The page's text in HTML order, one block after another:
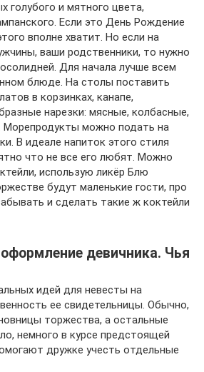
голубого и мятного цвета,
Если это День Рождение
вполне хватит. Но если на
ваши родственники, то нужно
Для начала лучше всем
блюде. На столы поставить
в корзинках, канапе,
нарезки: мясные, колбасные,
можно подать на
В идеале напиток этого стиля
что не все его любят. Можно
использую ликёр Блю
будут маленькие гости, про
и сделать такие ж коктейли
девичника. Чья
идей для невесты на
ее свидетельницы. Обычно,
торжества, а остальные
немного в курсе предстоящей
дружке учесть отдельные